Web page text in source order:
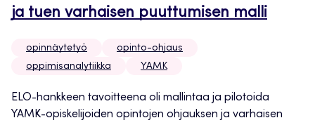
ja tuen varhaisen puuttumisen malli
opinnäytetyö
opinto-ohjaus
oppimisanalytiikka
YAMK
ELO-hankkeen tavoitteena oli mallintaa ja pilotoida
YAMK-opiskelijoiden opintojen ohjauksen ja varhaisen